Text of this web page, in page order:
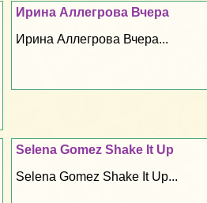
Ирина Аллегрова Вчера
Ирина Аллегрова Вчера...
Selena Gomez Shake It Up
Selena Gomez Shake It Up...